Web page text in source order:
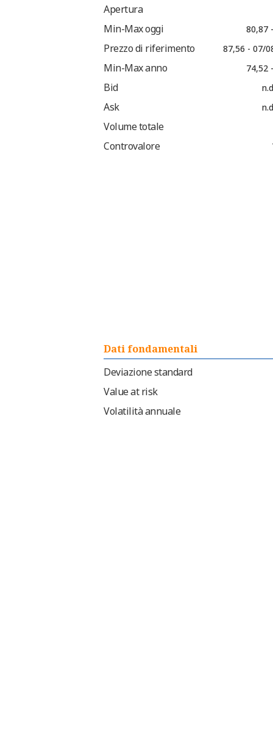
Apertura
Min-Max oggi
80,87
Prezzo di riferimento 87,56 - 07/
Min-Max anno 74,52
Bid
Ask
Volume totale
Controvalore
Dati fondamentali
Deviazione standard
Value at risk
Volatilità annuale